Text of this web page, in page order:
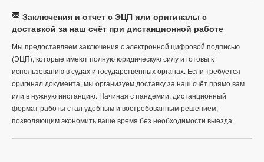
Заключения и отчет с ЭЦП или оригиналы с
доставкой за наш счёт при дистанционной работе
Мы предоставляем заключения с электронной цифровой подписью
(ЭЦП), которые имеют полную юридическую силу и готовы к
использованию в судах и государственных органах. Если требуется
оригинал документа, мы организуем доставку за наш счёт прямо вам
или в нужную инстанцию. Начиная с пандемии, дистанционный
формат работы стал удобным и востребованным решением,
позволяющим экономить ваше время без необходимости выезда.